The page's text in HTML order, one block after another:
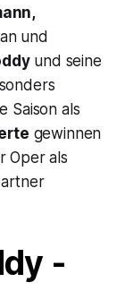
und
und seine
Saison als
gewinnen
Oper als
-